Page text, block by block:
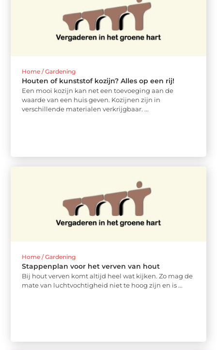
Home / Gardening
Houten of kunststof kozijn? Alles op een rij!
Een mooi kozijn kan net een toevoeging aan de
waarde van een huis geven. Kozijnen zijn in
verschillende materialen verkrijgbaar. ...
Home / Gardening
Stappenplan voor het verven van hout
Bij hout verven komt altijd heel wat kijken. Zo mag de
mate van luchtvochtigheid niet te hoog zijn en is ...